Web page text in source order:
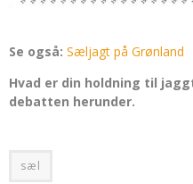
Se også: Sæljagt på Grønland
Hvad er din holdning til
debatten herunder.
sæl